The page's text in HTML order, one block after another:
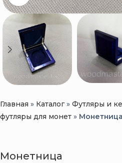
Главная » Каталог» Футляры и
футляры для монет » Монетница
Монетница